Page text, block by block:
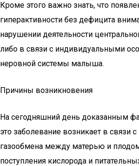
Кроме этого важно знать, что
гиперактивности без дефицита
нарушении деятельности
либо в связи с индивидуальными
неровной системы малыша.
Причины возникновения
На сегодняшний день доказанным
это заболевание возникает в связи
газообмена между матерью и
поступления кислорода и